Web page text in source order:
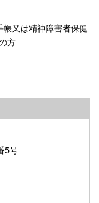
又は精神障害者保健
方
5号